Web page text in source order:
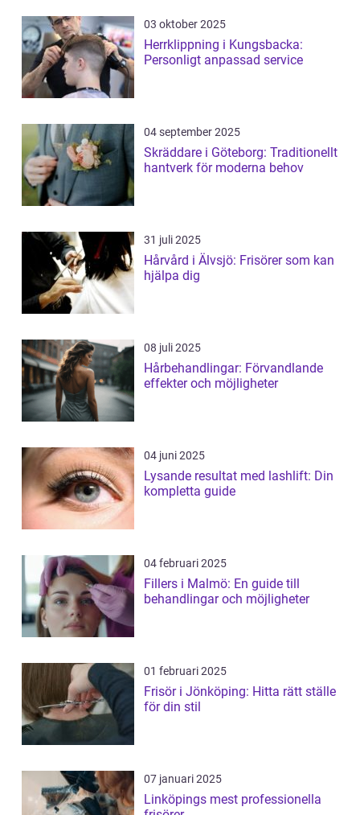
03 oktober 2025
Herrklippning i Kungsbacka:
Personligt anpassad service
04 september 2025
Skräddare i Göteborg: Traditionellt
hantverk för moderna behov
31 juli 2025
Hårvård i Älvsjö: Frisörer som kan
hjälpa dig
08 juli 2025
Hårbehandlingar: Förvandlande
effekter och möjligheter
04 juni 2025
Lysande resultat med lashlift: Din
kompletta guide
04 februari 2025
Fillers i Malmö: En guide till
behandlingar och möjligheter
01 februari 2025
Frisör i Jönköping: Hitta rätt ställe
för din stil
07 januari 2025
Linköpings mest professionella